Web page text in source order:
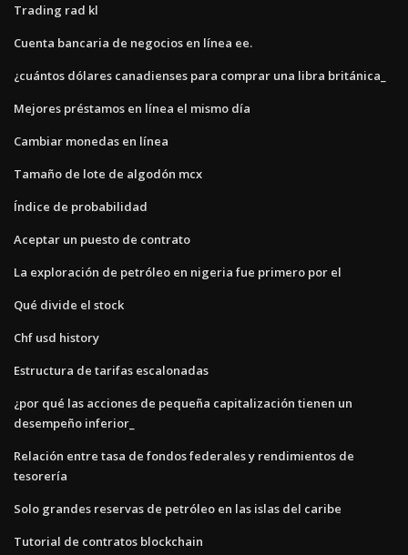
Trading rad kl
Cuenta bancaria de negocios en línea ee.
¿cuántos dólares canadienses para comprar una libra británica_
Mejores préstamos en línea el mismo día
Cambiar monedas en línea
Tamaño de lote de algodón mcx
Índice de probabilidad
Aceptar un puesto de contrato
La exploración de petróleo en nigeria fue primero por el
Qué divide el stock
Chf usd history
Estructura de tarifas escalonadas
¿por qué las acciones de pequeña capitalización tienen un
desempeño inferior_
Relación entre tasa de fondos federales y rendimientos de
tesorería
Solo grandes reservas de petróleo en las islas del caribe
Tutorial de contratos blockchain